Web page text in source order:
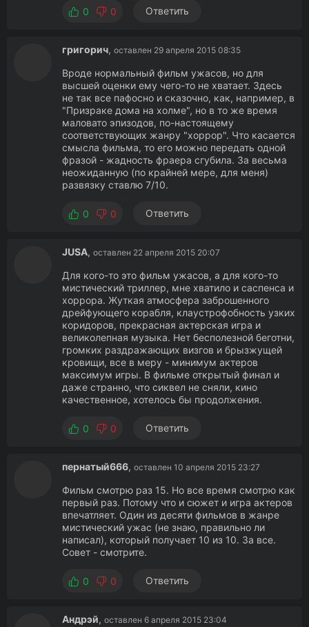
0 0 Ответить
григорич, оставлен 29 апреля 2015 08:35
Вроде нормальный фильм ужасов, но для
высшей оценки ему чего-то не хватает. Здесь
не так все пафосно и сказочно, как, например, в
"Призраке дома на холме", но в то же время
маловато эпизодов, по-настоящему
соответствующих жанру "хоррор". Что касается
смысла фильма, то его можно передать одной
фразой - жадность фраера сгубила. За весьма
неожиданную (по крайней мере, для меня)
развязку ставлю 7/10.
0 0 Ответить
JUSA, оставлен 22 апреля 2015 20:07
Для кого-то это фильм ужасов, а для кого-то
мистический триллер, мне хватило и саспенса и
хоррора. Жуткая атмосфера заброшенного
дрейфующего корабля, клаустрофобность узких
коридоров, прекрасная актерская игра и
великолепная музыка. Нет бесполезной беготни,
громких раздражающих визгов и брызжущей
кровищи, все в меру - минимум актеров
максимум игры. В фильме открытый финал и
даже странно, что сиквел не сняли, кино
качественное, хотелось бы продолжения.
0 0 Ответить
пернатый666, оставлен 10 апреля 2015 23:27
Фильм смотрю раз 15. Но все время смотрю как
первый раз. Потому что и сюжет и игра актеров
впечатляет. Один из десяти фильмов в жанре
мистический ужас (не знаю, правильно ли
написал), который получает 10 из 10. За все.
Совет - смотрите.
0 0 Ответить
Андрэй, оставлен 6 апреля 2015 23:04